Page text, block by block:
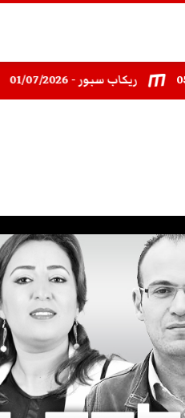
ريكاب سبور - 01/07/2026